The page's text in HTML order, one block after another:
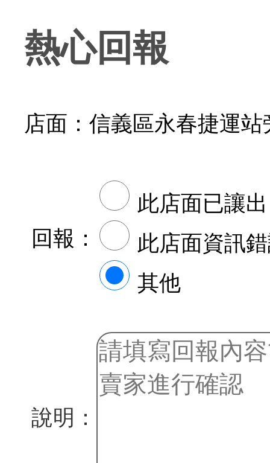
熱心回報
店面：信義區永春捷運站
回報：
此店面已讓出
此店面資訊
其他
說明：